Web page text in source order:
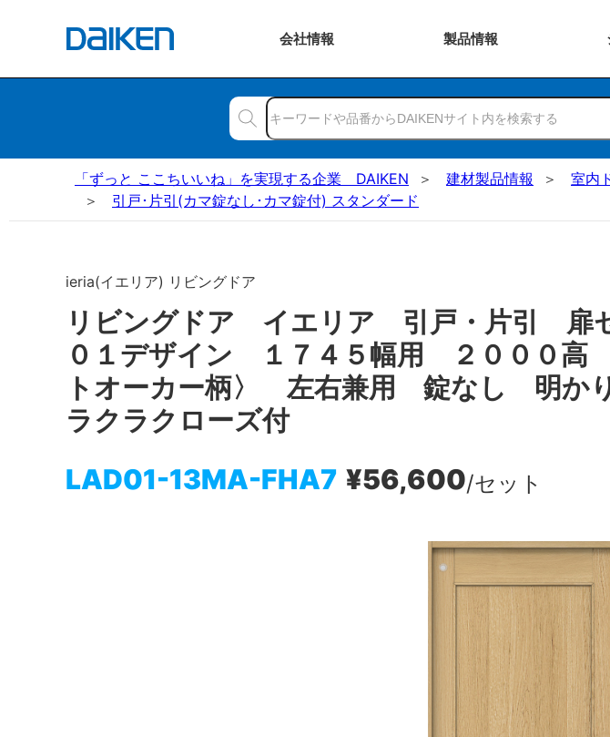
会社情報 製品情報
「ずっと ここちいいね」を実現する企業 DAIKEN 建材製品情報 室内
引戸･片引(カマ錠なし･カマ錠付) スタンダード
ieria(イエリア) リビングドア
リビングドア イエリア 引戸・片引 扉
０１デザイン １７４５幅用 ２０００高
トオーカー柄〉 左右兼用 錠なし 明か
ラクラクローズ付
LAD01-13MA-FHA7 ¥56,600/セット